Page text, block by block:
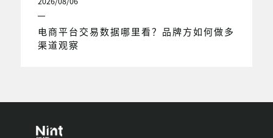
电商平台交易数据哪里看？品牌方如何做多
渠道观察